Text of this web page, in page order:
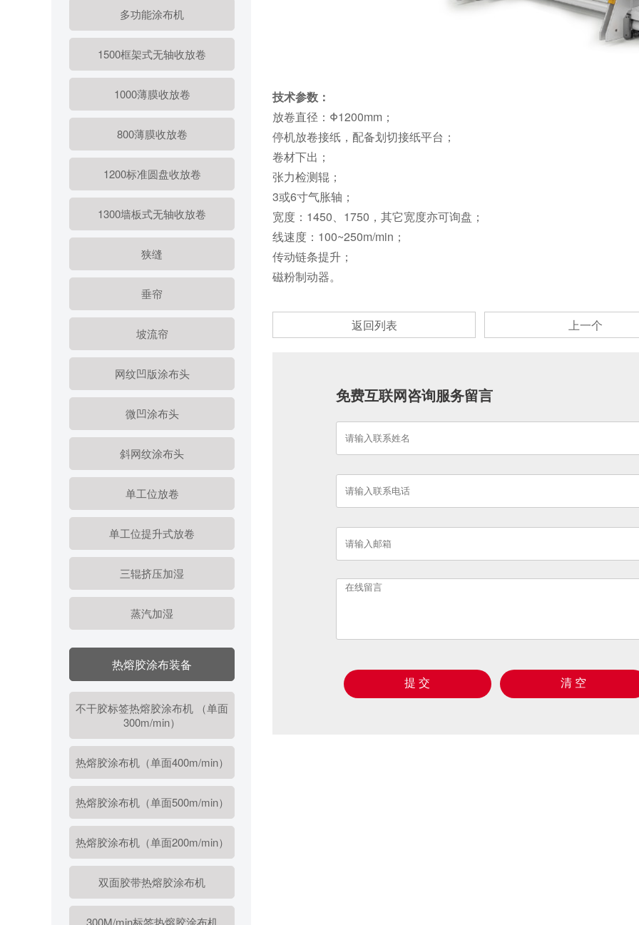
多功能涂布机
1500框架式无轴收放卷
1000薄膜收放卷
800薄膜收放卷
1200标准圆盘收放卷
1300墙板式无轴收放卷
狭缝
垂帘
坡流帘
网纹凹版涂布头
微凹涂布头
斜网纹涂布头
单工位放卷
单工位提升式放卷
三辊挤压加湿
蒸汽加湿
热熔胶涂布装备
不干胶标签热熔胶涂布机 （单面
300m/min）
热熔胶涂布机（单面400m/min）
热熔胶涂布机（单面500m/min）
热熔胶涂布机（单面200m/min）
双面胶带热熔胶涂布机
300M/min标签热熔胶涂布机
技术参数：
放卷直径：Φ1200mm；
停机放卷接纸，配备划切接纸平台；
卷材下出；
张力检测辊；
3或6寸气胀轴；
宽度：1450、1750，其它宽度亦可询盘；
线速度：100~250m/min；
传动链条提升；
磁粉制动器。
返回列表 上一个
免费互联网咨询服务留言